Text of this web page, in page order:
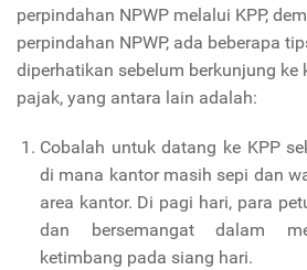
perpindahan NPWP melalui KPP,
perpindahan NPWP, ada beberapa
diperhatikan sebelum berkunjung ke
pajak, yang antara lain adalah:
Cobalah untuk datang ke KPP
di mana kantor masih sepi dan
area kantor. Di pagi hari, para
dan bersemangat dalam
ketimbang pada siang hari.